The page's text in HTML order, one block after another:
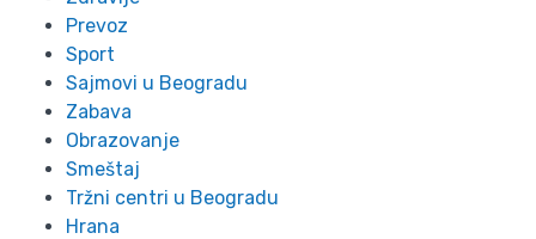
Prevoz
Sport
Sajmovi u Beogradu
Zabava
Obrazovanje
Smeštaj
Tržni centri u Beogradu
Hrana